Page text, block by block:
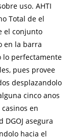
uso. AHTI
Total de el
el conjunto
en la barra
lo perfectamente
pues provee
desplazandolo
cinco anos
en
asegura
hacia el